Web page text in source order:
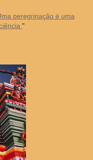
peregrinação é uma
"